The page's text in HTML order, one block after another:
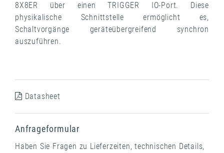
8X8ER über einen TRIGGER IO-Port. Diese
physikalische Schnittstelle ermöglicht es,
Schaltvorgänge geräteübergreifend synchron
auszuführen.
Datasheet
Anfrageformular
Haben Sie Fragen zu Lieferzeiten, technischen Details,